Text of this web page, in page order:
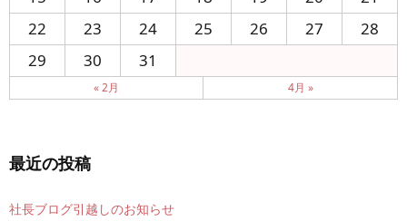
22
23 24 25 26 27
28
29
30 31
« 2月 4月 »
最近の投稿
社長ブログ引越しのお知らせ